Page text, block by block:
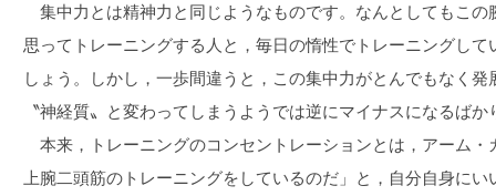
集中力とは精神力と同じようなものです。なんとしてもこの
思ってトレーニングする人と，毎日の惰性でトレーニングし
しょう。しかし，一歩間違うと，この集中力がとんでもなく
〝神経質〟と変わってしまうようでは逆にマイナスになるばか
本来，トレーニングのコンセントレーションとは，アーム・
上腕二頭筋のトレーニングをしているのだ」と，自分自身に